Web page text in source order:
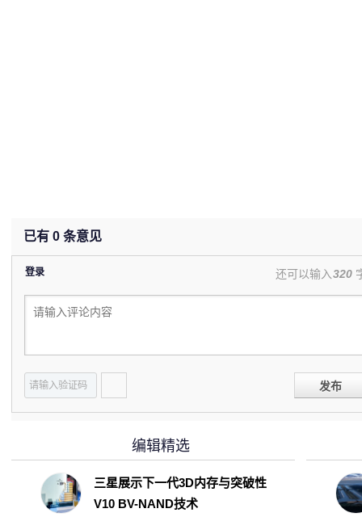
已有 0 条意见
登录 还可以输入320
发布
编辑精选
三星展示下一代3D内存与突破性
V10 BV-NAND技术